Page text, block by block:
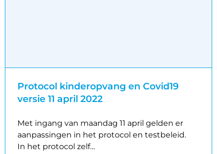
Protocol kinderopvang en Covid19
versie 11 april 2022
Met ingang van maandag 11 april gelden er
aanpassingen in het protocol en testbeleid.
In het protocol zelf…